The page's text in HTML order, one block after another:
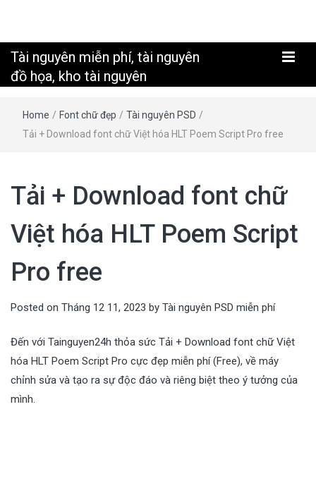
Tài nguyên miễn phí, tài nguyên
đồ họa, kho tài nguyên
Home / Font chữ đẹp / Tài nguyên PSD /
Tải + Download font chữ Việt hóa HLT Poem Script Pro free
Tải + Download font chữ
Việt hóa HLT Poem Script
Pro free
Posted on Tháng 12 11, 2023 by Tài nguyên PSD miễn phí
Đến với Tainguyen24h thỏa sức Tải + Download font chữ Việt
hóa HLT Poem Script Pro cực đẹp miễn phí (Free), về máy
chỉnh sửa và tạo ra sự độc đáo và riêng biệt theo ý tưởng của
mình.